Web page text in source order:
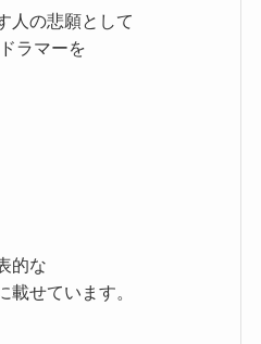
人の悲願として
ラマーを
的な
載せています。